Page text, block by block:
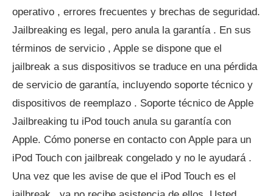
operativo , errores frecuentes y brechas de seguridad.
Jailbreaking es legal, pero anula la garantía . En sus
términos de servicio , Apple se dispone que el
jailbreak a sus dispositivos se traduce en una pérdida
de servicio de garantía, incluyendo soporte técnico y
dispositivos de reemplazo . Soporte técnico de Apple
Jailbreaking tu iPod touch anula su garantía con
Apple. Cómo ponerse en contacto con Apple para un
iPod Touch con jailbreak congelado y no le ayudará .
Una vez que les avise de que el iPod Touch es el